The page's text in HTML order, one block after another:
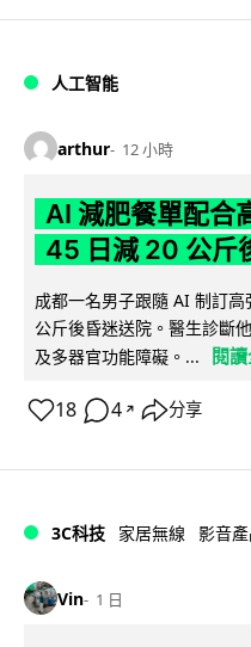
人工智能
arthur 12 小時
AI 減肥餐單配
45 日減 20 公斤
成都一名男子跟隨 AI 制訂
公斤後昏迷送院。醫生診斷
及多器官功能障礙。...
閱
18 4 ↗ 分享
3C科技 家居無線 影音
Vin 1 日